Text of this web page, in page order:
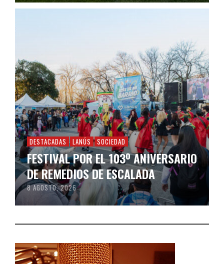
DESTACADAS LANÚS SOCIEDAD
FESTIVAL POR EL 103º ANIVERSARIO
DE REMEDIOS DE ESCALADA
8 AGOSTO, 2026